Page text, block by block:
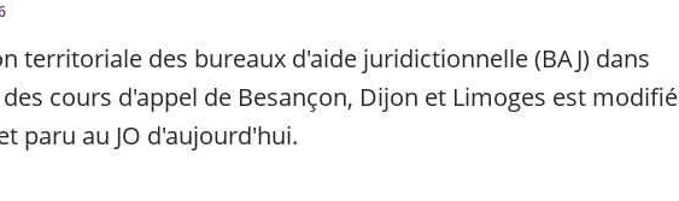
territoriale des bureaux d'aide juridictionnelle (BAJ) dans
cours d'appel de Besançon, Dijon et Limoges est modifié
paru au JO d'aujourd'hui.